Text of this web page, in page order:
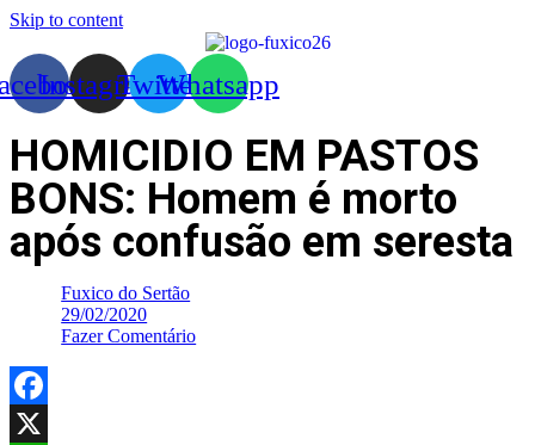
Skip to content
InstagramTwitterWhatsapp
HOMICIDIO EM PASTOS
BONS: Homem é morto
após confusão em seresta
Fuxico do Sertão
29/02/2020
Fazer Comentário
Facebook